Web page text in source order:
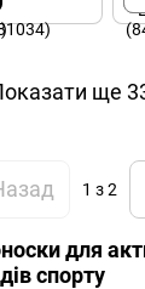
ще
1 з 2
для
спорту